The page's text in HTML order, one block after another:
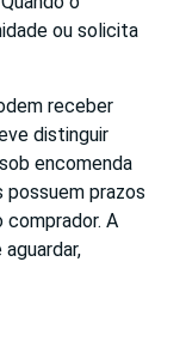
ou solicita
receber
distinguir
encomenda
possuem prazos
A